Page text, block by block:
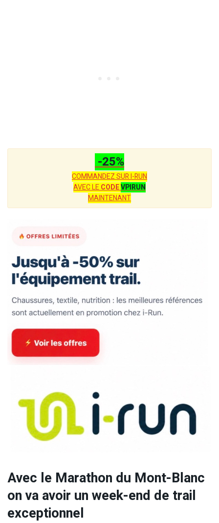
-25%
COMMANDEZ SUR I-RUN
AVEC LECODEVPIRUN
MAINTENANT
Avec le Marathon du Mont-Blanc
on va avoir un week-end de trail
exceptionnel